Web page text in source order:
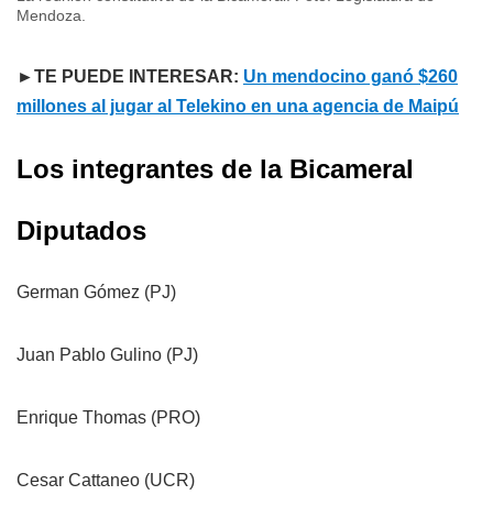
Mendoza.
►TE PUEDE INTERESAR: Un mendocino ganó $260
millones al jugar al Telekino en una agencia de Maipú
Los integrantes de la Bicameral
Diputados
German Gómez (PJ)
Juan Pablo Gulino (PJ)
Enrique Thomas (PRO)
Cesar Cattaneo (UCR)